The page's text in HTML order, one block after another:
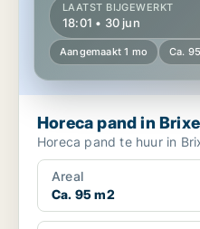
LAATST BIJGEWERKT
18:01 • 30 jun
Aangemaakt 1 mo Ca.
Horeca pand in
Horeca pand te huur in
Areal
Ca. 95 m2